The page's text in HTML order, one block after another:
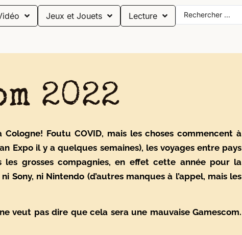
Jeux et Jouets Lecture
2022
Foutu COVID, mais les choses commencent à
Expo il y a quelques semaines), les voyages entre pays
grosses compagnies, en effet cette année pour la
Sony, ni Nintendo (d’autres manques à l’appel, mais les
veut pas dire que cela sera une mauvaise Gamescom.